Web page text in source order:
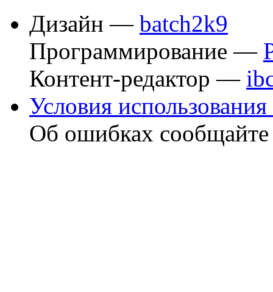
Дизайн — batch2k9
Программирование —
Контент-редактор —
Условия использования
Об ошибках